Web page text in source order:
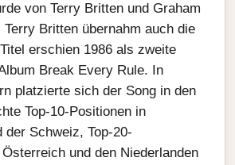
von Terry Britten und Graham
Britten übernahm auch die
erschien 1986 als zweite
Break Every Rule. In
platzierte sich der Song in den
Top-10-Positionen in
der Schweiz, Top-20-
und den Niederlanden